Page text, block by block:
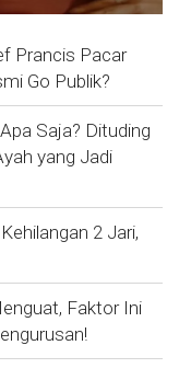
Prancis Pacar
Go Publik?
Saja? Dituding
yang Jadi
2 Jari,
Faktor Ini